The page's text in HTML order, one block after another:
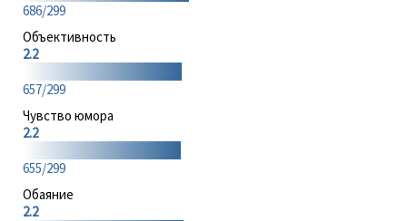
686/299
Объективность
2.2
657/299
Чувство юмора
2.2
655/299
Обаяние
2.2